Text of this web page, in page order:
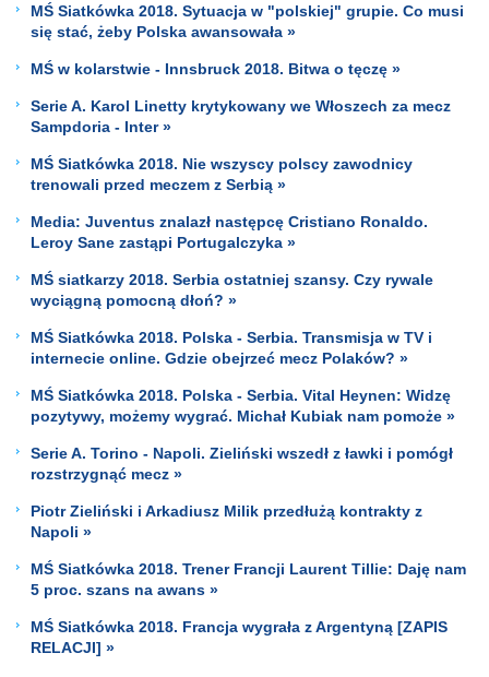
MŚ Siatkówka 2018. Sytuacja w "polskiej" grupie. Co musi
się stać, żeby Polska awansowała »
MŚ w kolarstwie - Innsbruck 2018. Bitwa o tęczę »
Serie A. Karol Linetty krytykowany we Włoszech za mecz
Sampdoria - Inter »
MŚ Siatkówka 2018. Nie wszyscy polscy zawodnicy
trenowali przed meczem z Serbią »
Media: Juventus znalazł następcę Cristiano Ronaldo.
Leroy Sane zastąpi Portugalczyka »
MŚ siatkarzy 2018. Serbia ostatniej szansy. Czy rywale
wyciągną pomocną dłoń? »
MŚ Siatkówka 2018. Polska - Serbia. Transmisja w TV i
internecie online. Gdzie obejrzeć mecz Polaków? »
MŚ Siatkówka 2018. Polska - Serbia. Vital Heynen: Widzę
pozytywy, możemy wygrać. Michał Kubiak nam pomoże »
Serie A. Torino - Napoli. Zieliński wszedł z ławki i pomógł
rozstrzygnąć mecz »
Piotr Zieliński i Arkadiusz Milik przedłużą kontrakty z
Napoli »
MŚ Siatkówka 2018. Trener Francji Laurent Tillie: Daję nam
5 proc. szans na awans »
MŚ Siatkówka 2018. Francja wygrała z Argentyną [ZAPIS
RELACJI] »